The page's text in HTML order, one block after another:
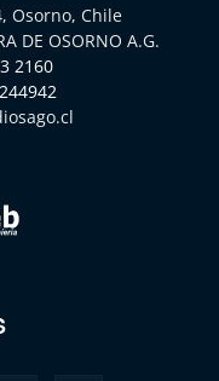
Osorno, Chile
DE OSORNO A.G.
2160